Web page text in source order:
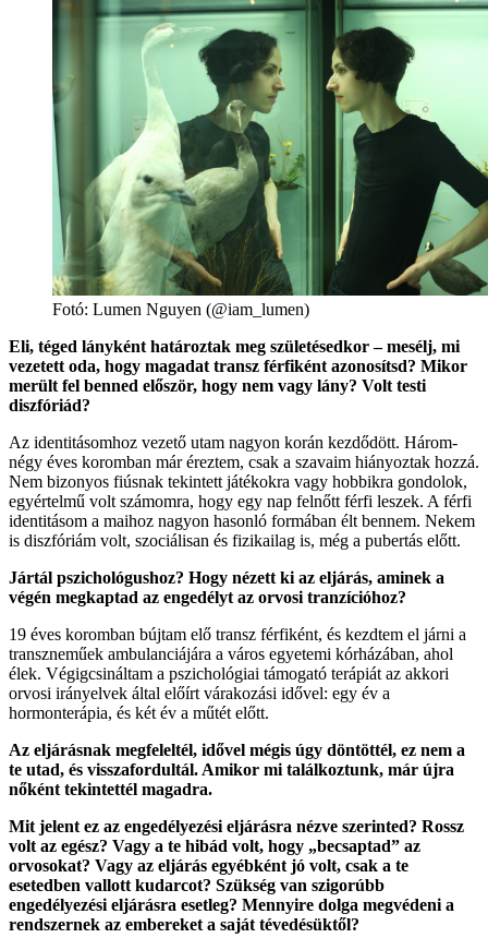
Fotó: Lumen Nguyen (@iam_lumen)
Eli, téged lányként határoztak meg születésedkor – mesélj, mi
vezetett oda, hogy magadat transz férfiként azonosítsd? Mikor
merült fel benned először, hogy nem vagy lány? Volt testi
diszfóriád?
Az identitásomhoz vezető utam nagyon korán kezdődött. Három-
négy éves koromban már éreztem, csak a szavaim hiányoztak hozzá.
Nem bizonyos fiúsnak tekintett játékokra vagy hobbikra gondolok,
egyértelmű volt számomra, hogy egy nap felnőtt férfi leszek. A férfi
identitásom a maihoz nagyon hasonló formában élt bennem. Nekem
is diszfóriám volt, szociálisan és fizikailag is, még a pubertás előtt.
Jártál pszichológushoz? Hogy nézett ki az eljárás, aminek a
végén megkaptad az engedélyt az orvosi tranzícióhoz?
19 éves koromban bújtam elő transz férfiként, és kezdtem el járni a
transzneműek ambulanciájára a város egyetemi kórházában, ahol
élek. Végigcsináltam a pszichológiai támogató terápiát az akkori
orvosi irányelvek által előírt várakozási idővel: egy év a
hormonterápia, és két év a műtét előtt.
Az eljárásnak megfeleltél, idővel mégis úgy döntöttél, ez nem a
te utad, és visszafordultál. Amikor mi találkoztunk, már újra
nőként tekintettél magadra.
Mit jelent ez az engedélyezési eljárásra nézve szerinted? Rossz
volt az egész? Vagy a te hibád volt, hogy „becsaptad” az
orvosokat? Vagy az eljárás egyébként jó volt, csak a te
esetedben vallott kudarcot? Szükség van szigorúbb
engedélyezési eljárásra esetleg? Mennyire dolga megvédeni a
rendszernek az embereket a saját tévedésüktől?